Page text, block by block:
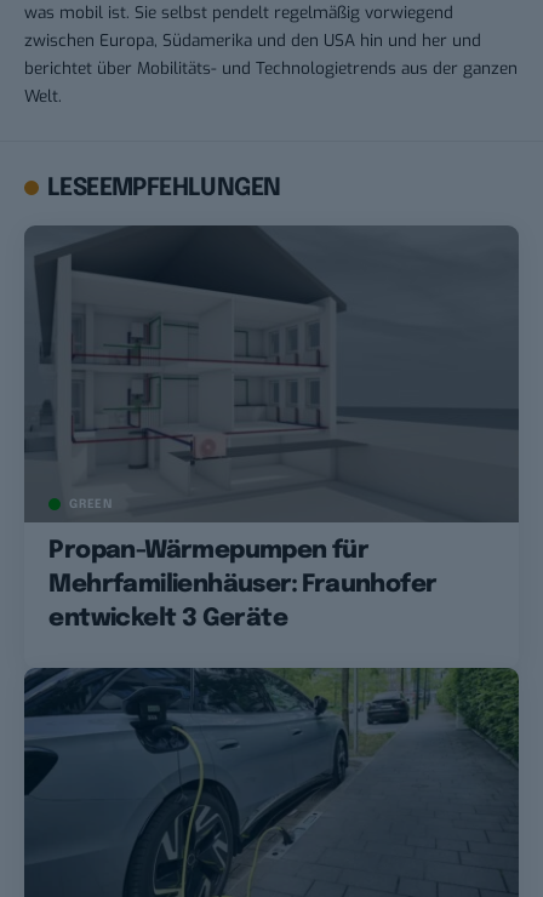
was mobil ist. Sie selbst pendelt regelmäßig vorwiegend
zwischen Europa, Südamerika und den USA hin und her und
berichtet über Mobilitäts- und Technologietrends aus der ganzen
Welt.
LESEEMPFEHLUNGEN
GREEN
Propan-Wärmepumpen für
Mehrfamilienhäuser: Fraunhofer
entwickelt 3 Geräte